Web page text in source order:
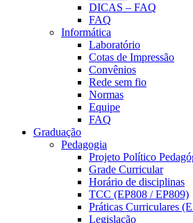
DICAS – FAQ
FAQ
Informática
Laboratório
Cotas de Impressão
Convênios
Rede sem fio
Normas
Equipe
FAQ
Graduação
Pedagogia
Projeto Político
Grade Curricular
Horário de disciplinas
TCC (EP808 / EP809)
Práticas Curriculares
Legislação